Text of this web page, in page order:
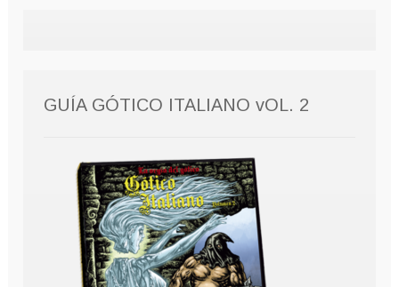
GUÍA GÓTICO ITALIANO vOL. 2